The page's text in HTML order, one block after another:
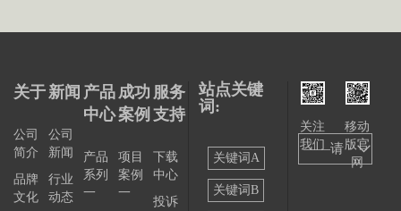
关于
公司
简介
品牌
文化
新闻
公司
新闻
行业
动态
产品
中心
产品
系列
一
成功
案例
项目
案例
一
服务
支持
下载
中心
投诉
站点关键
词:
关键词A
关键词B
关注
我们
移动
版官
网
——请